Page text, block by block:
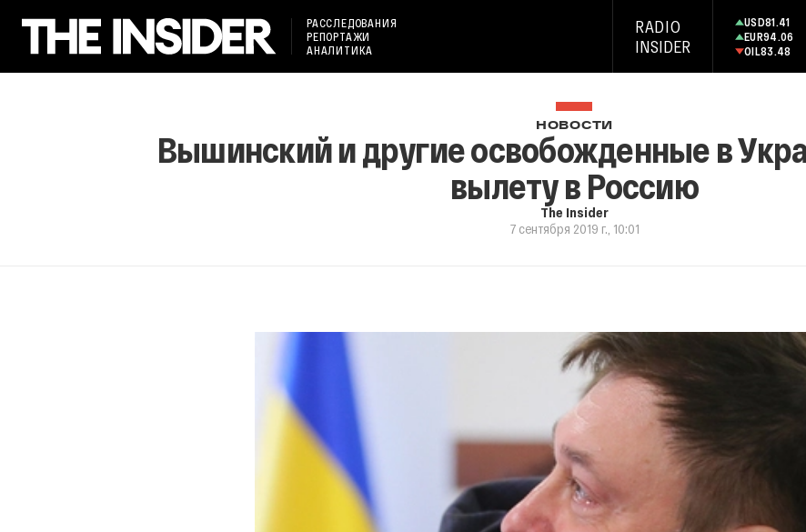
РАССЛЕДОВАНИЯ
РЕПОРТАЖИ
АНАЛИТИКА
RADIO
INSIDER
USD81.41
EUR94.06
OIL83.48
НОВОСТИ
Вышинский и другие освобожденные в
вылету в Россию
The Insider
7 сентября 2019 г., 10:01